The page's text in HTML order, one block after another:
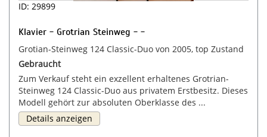
ID: 29899
Klavier - Grotrian Steinweg - -
Grotian-Steinweg 124 Classic-Duo von 2005, top Zustand
Gebraucht
Zum Verkauf steht ein exzellent erhaltenes Grotrian-
Steinweg 124 Classic-Duo aus privatem Erstbesitz. Dieses
Modell gehört zur absoluten Oberklasse des ...
Details anzeigen